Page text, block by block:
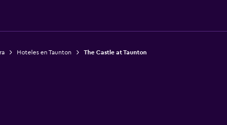
Hoteles en Taunton The Castle at Taunton